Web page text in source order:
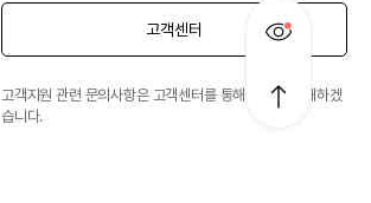
고객센터
고객지원 관련 문의사항은 고객센터를 통해 친절히 안내하겠
습니다.